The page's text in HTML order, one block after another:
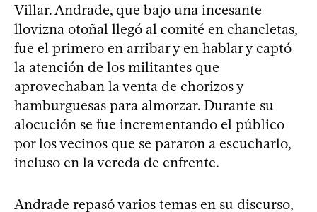
Villar. Andrade, que bajo una incesante
llovizna otoñal llegó al comité en chancletas,
fue el primero en arribar y en hablar y captó
la atención de los militantes que
aprovechaban la venta de chorizos y
hamburguesas para almorzar. Durante su
alocución se fue incrementando el público
por los vecinos que se pararon a escucharlo,
incluso en la vereda de enfrente.
Andrade repasó varios temas en su discurso,